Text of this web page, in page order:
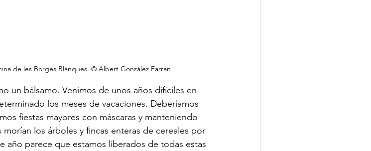
de les Borges Blanques. © Albert González Farran
un bálsamo. Venimos de unos años difíciles en
los meses de vacaciones. Deberíamos
fiestas mayores con máscaras y manteniendo
morían los árboles y fincas enteras de cereales por
año parece que estamos liberados de todas estas